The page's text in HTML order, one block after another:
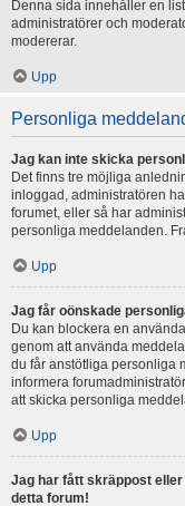
Denna sida innehåller en
administratörer och
modererar.
Upp
Personliga
Jag kan inte skicka
Det finns tre möjliga
inloggad, administratören
forumet, eller så har
personliga meddelanden.
Upp
Jag får oönskade
Du kan blockera en
genom att använda
du får anstötliga personliga
informera
att skicka personliga
Upp
Jag har fått skräppost
detta forum!